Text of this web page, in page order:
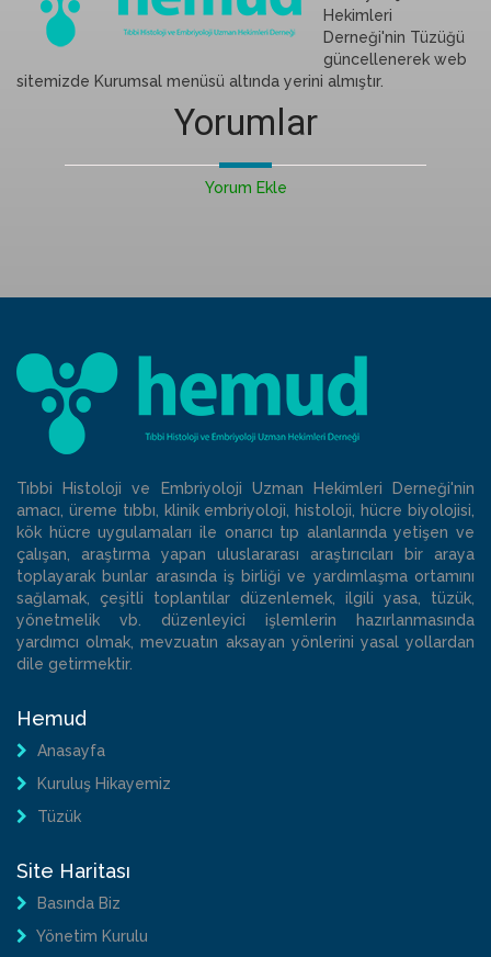
Hekimleri
Derneği'nin Tüzüğü
güncellenerek web
sitemizde Kurumsal menüsü altında yerini almıştır.
Yorumlar
Yorum Ekle
Tıbbi Histoloji ve Embriyoloji Uzman Hekimleri Derneği'nin
amacı, üreme tıbbı, klinik embriyoloji, histoloji, hücre biyolojisi,
kök hücre uygulamaları ile onarıcı tıp alanlarında yetişen ve
çalışan, araştırma yapan uluslararası araştırıcıları bir araya
toplayarak bunlar arasında iş birliği ve yardımlaşma ortamını
sağlamak, çeşitli toplantılar düzenlemek, ilgili yasa, tüzük,
yönetmelik vb. düzenleyici işlemlerin hazırlanmasında
yardımcı olmak, mevzuatın aksayan yönlerini yasal yollardan
dile getirmektir.
Hemud
Anasayfa
Kuruluş Hikayemiz
Tüzük
Site Haritası
Basında Biz
Yönetim Kurulu